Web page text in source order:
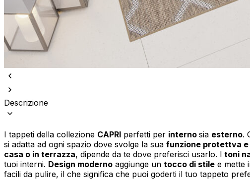
Descrizione
I tappeti della collezione CAPRI perfetti per interno sia esterno.
si adatta ad ogni spazio dove svolge la sua funzione protettva
casa o in terrazza, dipende da te dove preferisci usarlo. I toni
tuoi interni. Design moderno aggiunge un tocco di stile e mette
facili da pulire, il che significa che puoi goderti il tuo tappeto